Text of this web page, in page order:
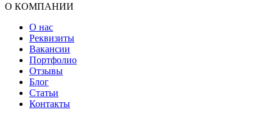
О КОМПАНИИ
О нас
Реквизиты
Вакансии
Портфолио
Отзывы
Блог
Статьи
Контакты